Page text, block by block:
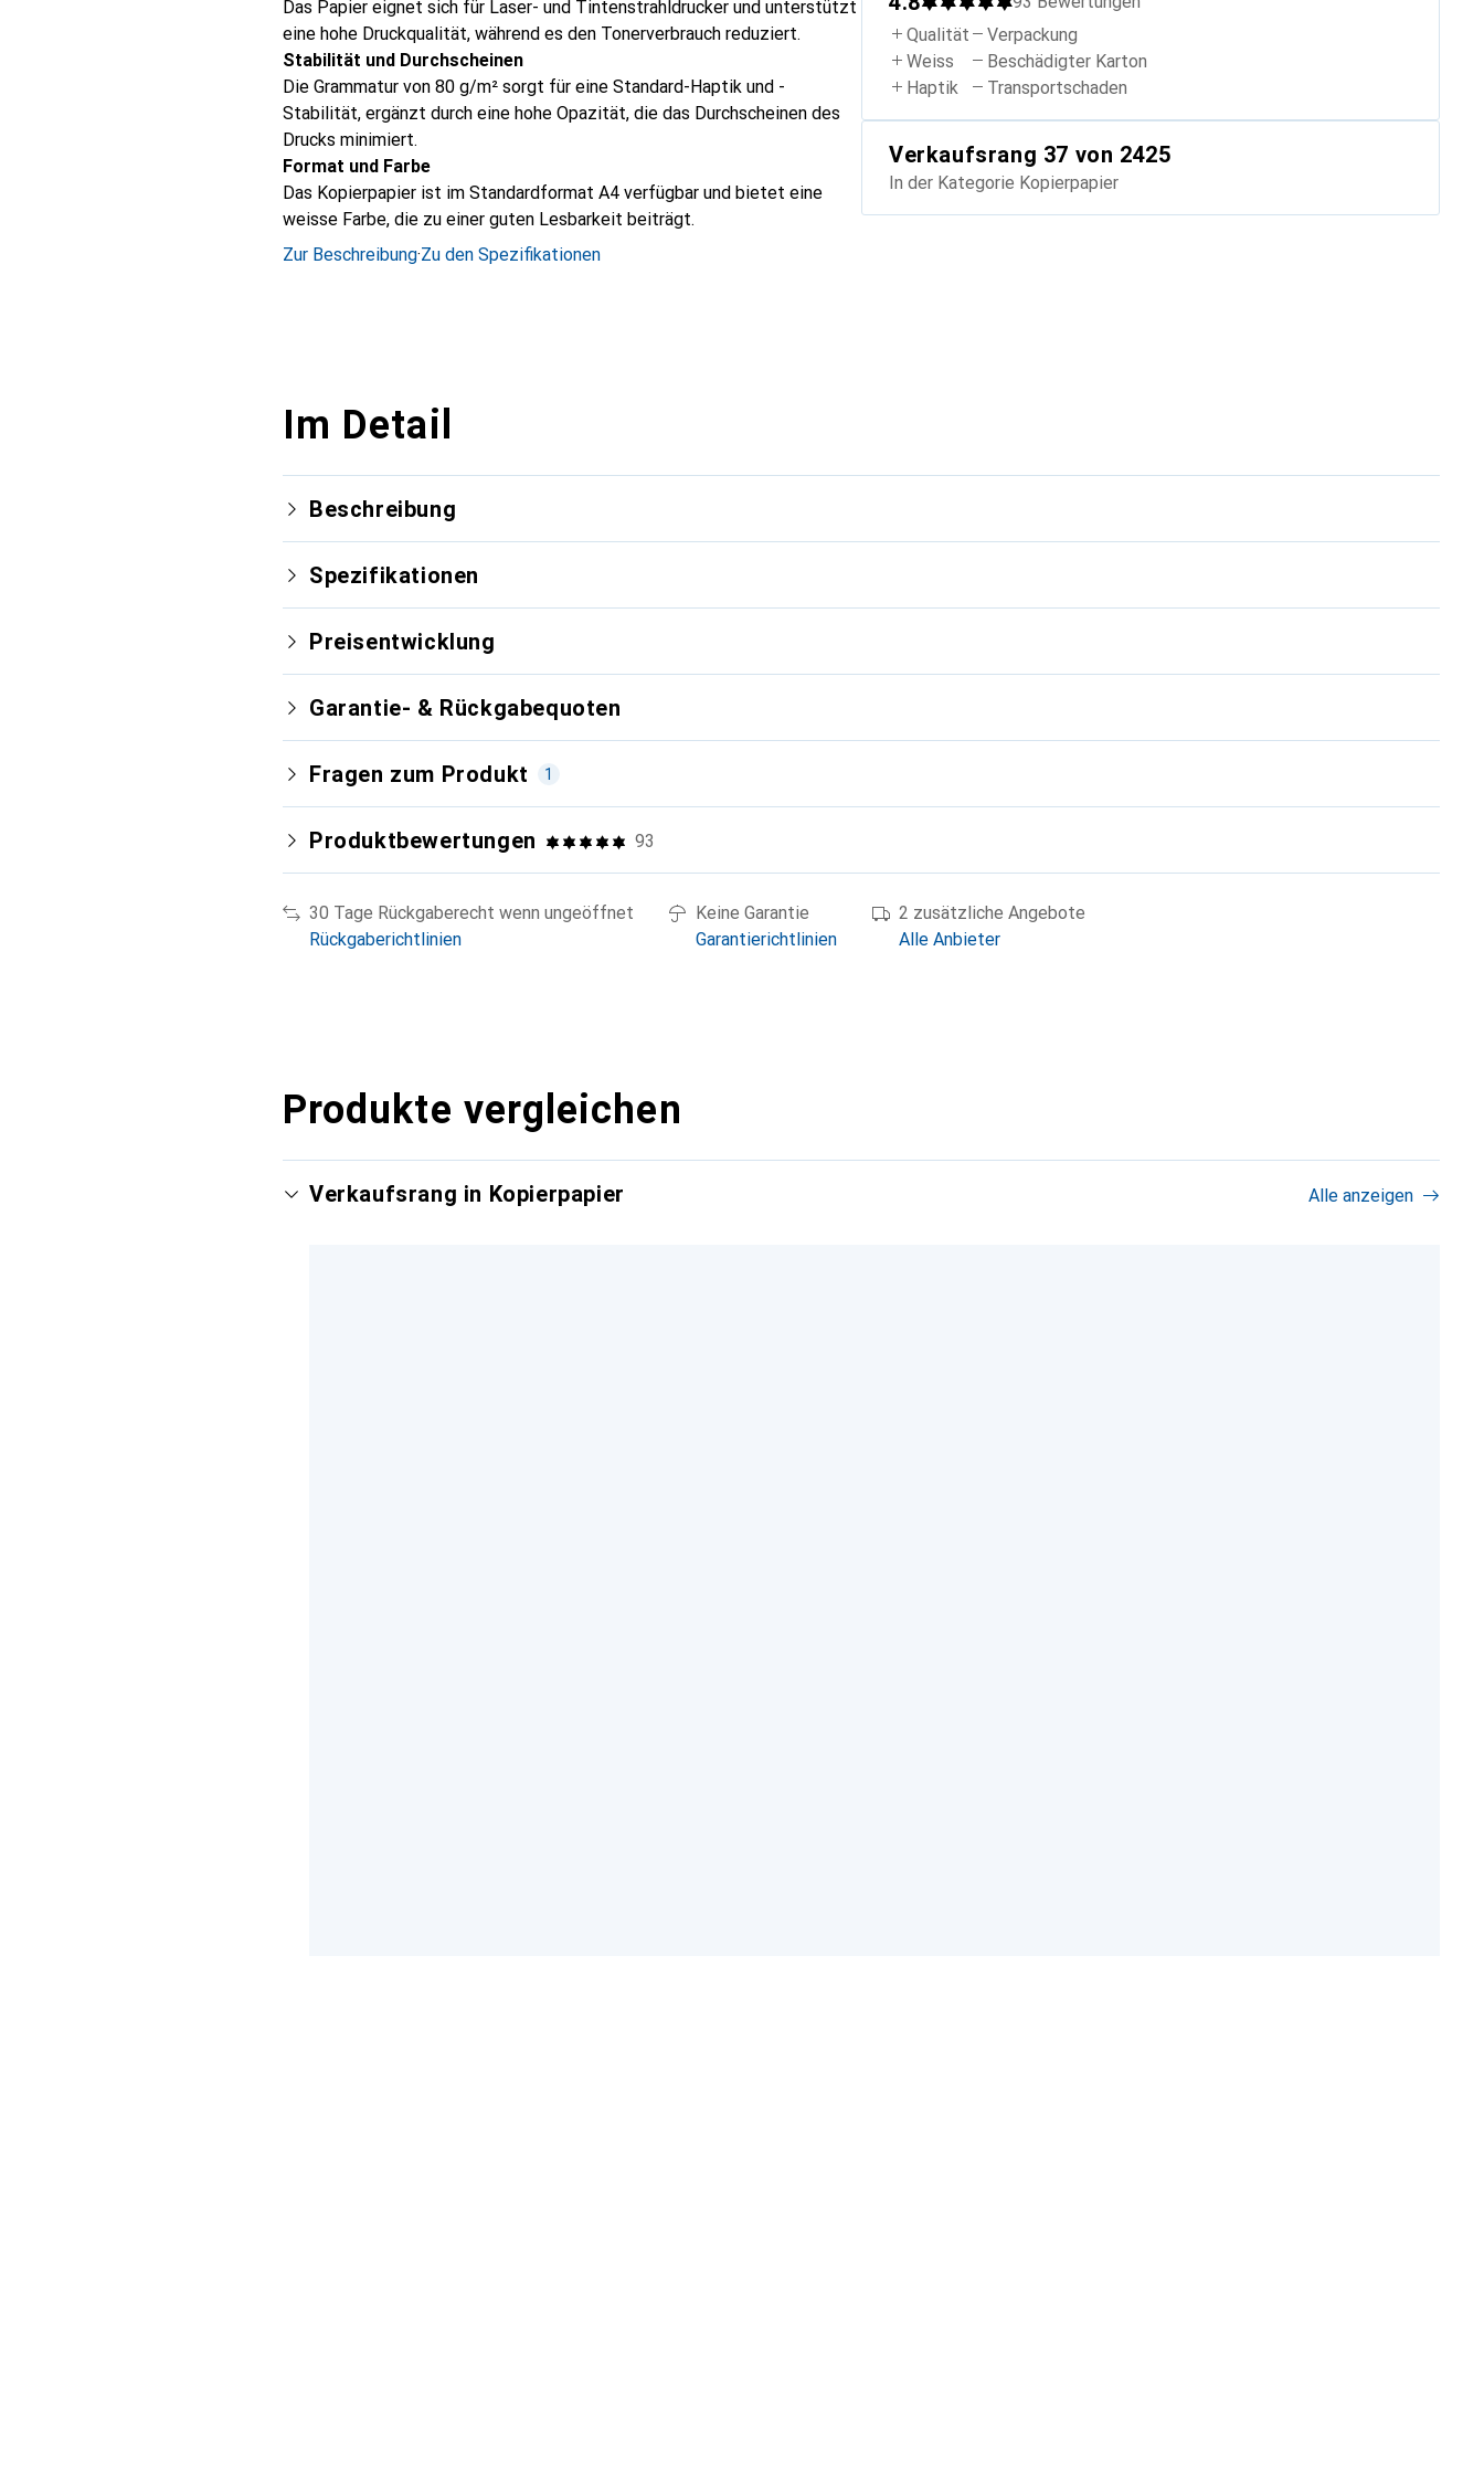
Das Papier eignet sich für Laser- und Tintenstrahldrucker und unterstützt
eine hohe Druckqualität, während es den Tonerverbrauch reduziert.
Stabilität und Durchscheinen
Die Grammatur von 80 g/m² sorgt für eine Standard-Haptik und -
Stabilität, ergänzt durch eine hohe Opazität, die das Durchscheinen des
Drucks minimiert.
Format und Farbe
Das Kopierpapier ist im Standardformat A4 verfügbar und bietet eine
weisse Farbe, die zu einer guten Lesbarkeit beiträgt.
Zur Beschreibung·Zu den Spezifikationen
Qualität
Weiss
Haptik
Verpackung
Beschädigter Karton
Transportschaden
Verkaufsrang 37 von 2425
In der Kategorie Kopierpapier
Im Detail
Beschreibung
Spezifikationen
Preisentwicklung
Garantie- & Rückgabequoten
Fragen zum Produkt 1
Produktbewertungen 93
30 Tage Rückgaberecht wenn ungeöffnet
Rückgaberichtlinien
Keine Garantie
Garantierichtlinien
2 zusätzliche Angebote
Alle Anbieter
Produkte vergleichen
Verkaufsrang in Kopierpapier Alle anzeigen